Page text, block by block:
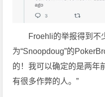
Froehli的举报得到不
为“Snoopdoug”的
的！我可以确定的是两年
有很多作弊的人。”